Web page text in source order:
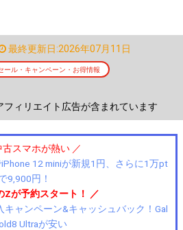
最終更新日:2026年07月11日
ール・キャンペーン・お得情報
ィリエイト広告が含まれています
古スマホが熱い ／
12 miniが新規1円、さらに1万pt
9,900円！
Zが予約スタート！ ／
ャンペーン&キャッシュバック！Gal
Ultraが安い